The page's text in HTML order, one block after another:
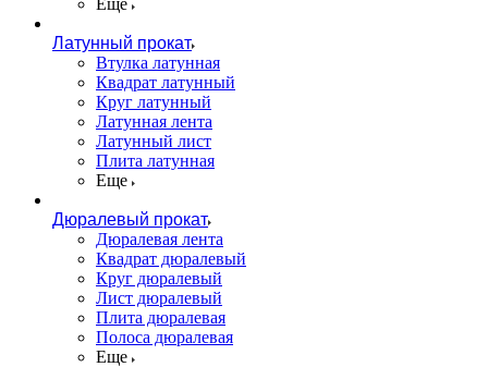
Еще
Латунный прокат
Втулка латунная
Квадрат латунный
Круг латунный
Латунная лента
Латунный лист
Плита латунная
Еще
Дюралевый прокат
Дюралевая лента
Квадрат дюралевый
Круг дюралевый
Лист дюралевый
Плита дюралевая
Полоса дюралевая
Еще